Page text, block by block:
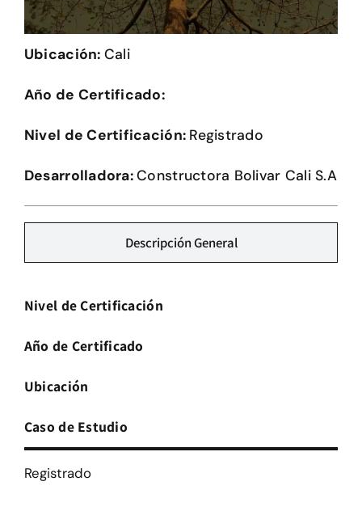
Herramientas
Credenciales
Plataforma CASA
Ubicación: Cali
Año de Certificado:
Nivel de Certificación: Registrado
Desarrolladora:Constructora Bolivar Cali S.A
Descripción General
Nivel de Certificación
Año de Certificado
Ubicación
Caso de Estudio
Registrado